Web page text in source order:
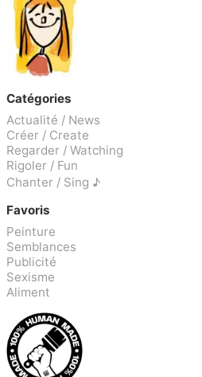
Catégories
Actualité / News
Créer / Create
Regarder / Watching
Rigoler / Fun
Chanter / Sing ♪
Favoris
Peinture
Semblances
Publicité
Sexisme
Aliment